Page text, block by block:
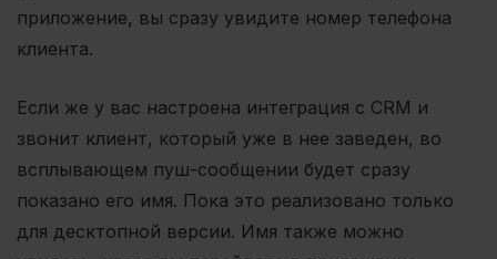
приложение, вы сразу увидите номер телефона
клиента.
Если же у вас настроена интеграция с CRM и
звонит клиент, который уже в нее заведен, во
всплывающем пуш-сообщении будет сразу
показано его имя. Пока это реализовано только
для десктопной версии. Имя также можно